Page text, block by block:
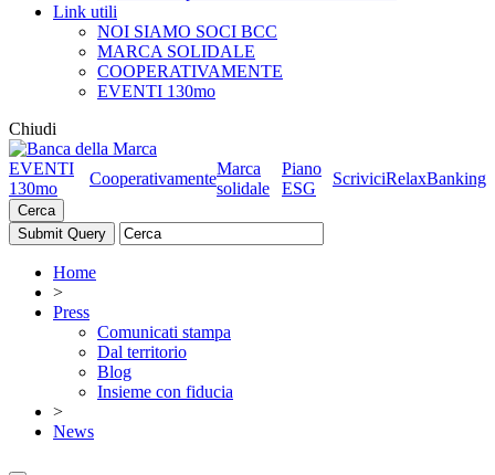
Link utili
NOI SIAMO SOCI BCC
MARCA SOLIDALE
COOPERATIVAMENTE
EVENTI 130mo
Chiudi
EVENTI
130mo
Cooperativamente
Marca
solidale
Piano
ESG
ScriviciRelaxBanking
Cerca
Home
>
Press
Comunicati stampa
Dal territorio
Blog
Insieme con fiducia
>
News